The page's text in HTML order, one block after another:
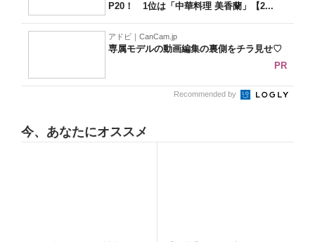
P20！ 1位は「中華料理 美香蘭」【2...
アドビ｜CanCam.jp
専属モデルの動画編集の裏側をチラ見せ♡
PR
Recommended by
今、あなたにオススメ